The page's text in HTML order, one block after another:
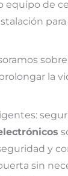
equipo de
la
y
sin